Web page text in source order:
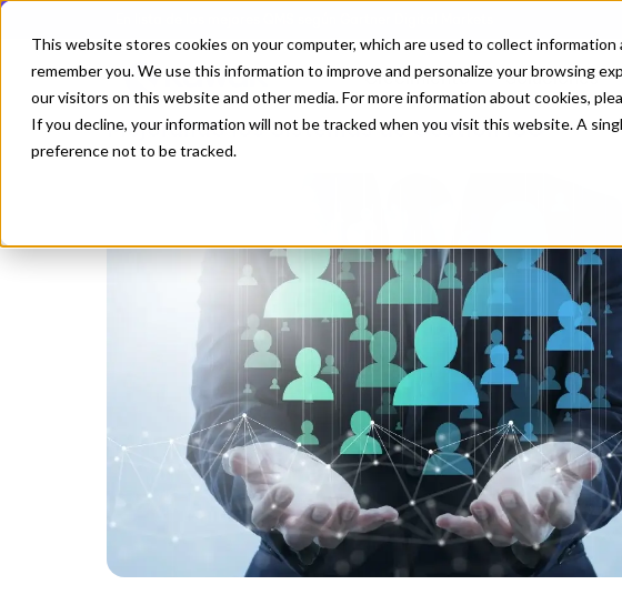
This website stores cookies on your computer, which are used to collect
remember you. We use this information to improve and personalize your browsing
our visitors on this website and other media. For more information about cookies,
If you decline, your information will not be tracked when you visit this website. A
preference not to be tracked.
Crecimiento Soluciones
Una
los
Mejorando los Sistemas de Gestion ISO